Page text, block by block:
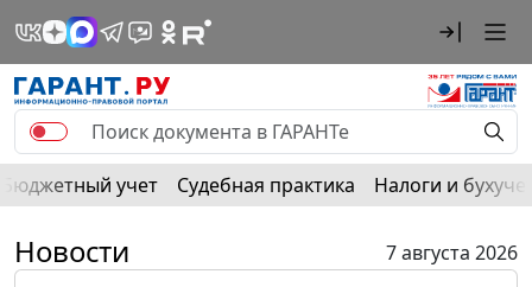
Бюджетный учет Судебная практика Налоги и
Новости
7 августа 2026